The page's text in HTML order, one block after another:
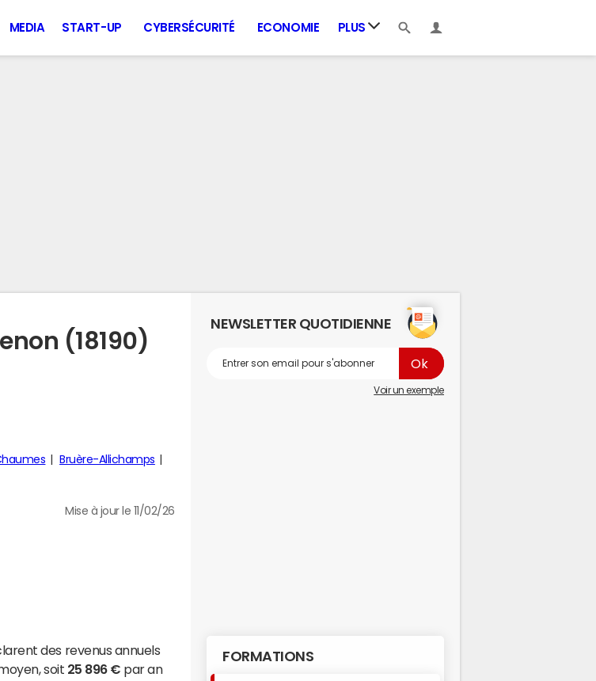
MEDIA START-UP CYBERSÉCURITÉ ECONOMIE PLUS
(18190)
Bruère-Allichamps
Mise à jour le 11/02/26
des revenus annuels
soit 25 896 € par an
NEWSLETTER QUOTIDIENNE
Voir un exemple
FORMATIONS